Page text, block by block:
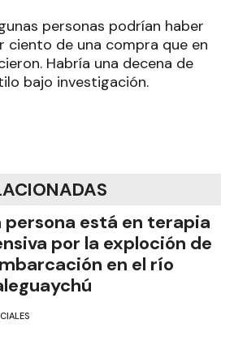
personas podrían haber
ciento de una compra que en
Habría una decena de
bajo investigación.
persona está en terapia
por la exploción de
en el río